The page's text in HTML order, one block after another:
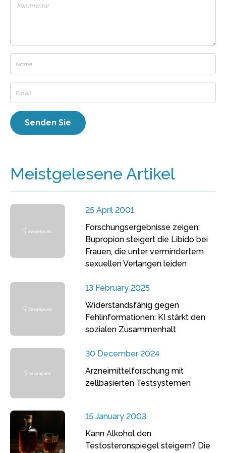
Meistgelesene Artikel
25 April 2001
Forschungsergebnisse zeigen:
Bupropion steigert die Libido bei
Frauen, die unter vermindertem
sexuellen Verlangen leiden
13 February 2025
Widerstandsfähig gegen
Fehlinformationen: KI stärkt den
sozialen Zusammenhalt
30 December 2024
Arzneimittelforschung mit
zellbasierten Testsystemen
15 January 2003
Kann Alkohol den
Testosteronspiegel steigern? Die